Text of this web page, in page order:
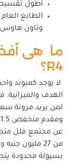
أطول تقسيط متاح: 12 سنة
الطابع العام
وتاون هاوس
ما هى
R4؟
لا يوجد كمبوند
الهدف والميزانية.
عن مجتمع فلل
من 27 مليون
بسيولة محدودة